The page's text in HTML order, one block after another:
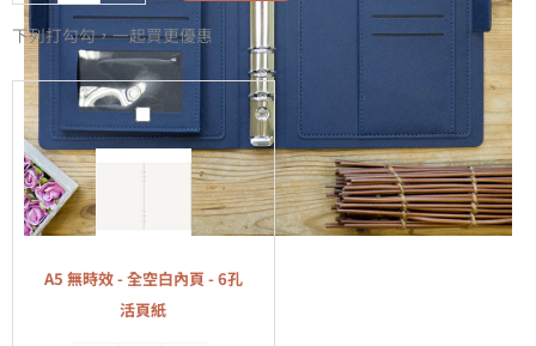
下列打勾勾，一起買更優惠
A5
無
時
全
空
A5 無時效 - 全空白內頁 - 6孔
活頁紙